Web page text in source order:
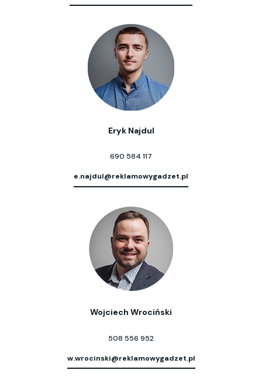
Eryk Najdul
690 584 117
e.najdul@reklamowygadzet.pl
Wojciech Wrociński
508 556 952
w.wrocinski@reklamowygadzet.pl